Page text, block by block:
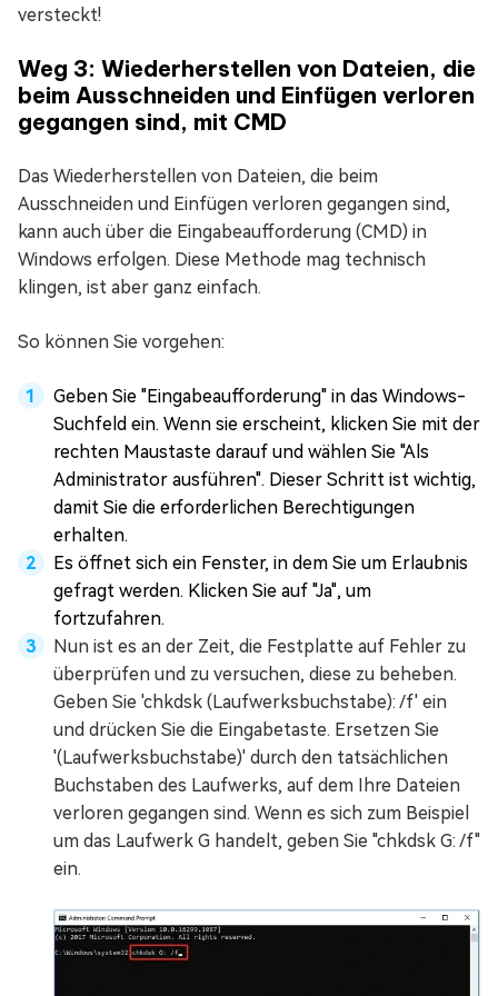
versteckt!
Weg 3: Wiederherstellen von Dateien, die
beim Ausschneiden und Einfügen verloren
gegangen sind, mit CMD
Das Wiederherstellen von Dateien, die beim
Ausschneiden und Einfügen verloren gegangen sind,
kann auch über die Eingabeaufforderung (CMD) in
Windows erfolgen. Diese Methode mag technisch
klingen, ist aber ganz einfach.
So können Sie vorgehen:
Geben Sie "Eingabeaufforderung" in das Windows-
Suchfeld ein. Wenn sie erscheint, klicken Sie mit der
rechten Maustaste darauf und wählen Sie "Als
Administrator ausführen". Dieser Schritt ist wichtig,
damit Sie die erforderlichen Berechtigungen
erhalten.
Es öffnet sich ein Fenster, in dem Sie um Erlaubnis
gefragt werden. Klicken Sie auf "Ja", um
fortzufahren.
Nun ist es an der Zeit, die Festplatte auf Fehler zu
überprüfen und zu versuchen, diese zu beheben.
Geben Sie 'chkdsk (Laufwerksbuchstabe): /f' ein
und drücken Sie die Eingabetaste. Ersetzen Sie
'(Laufwerksbuchstabe)' durch den tatsächlichen
Buchstaben des Laufwerks, auf dem Ihre Dateien
verloren gegangen sind. Wenn es sich zum Beispiel
um das Laufwerk G handelt, geben Sie "chkdsk G: /f"
ein.